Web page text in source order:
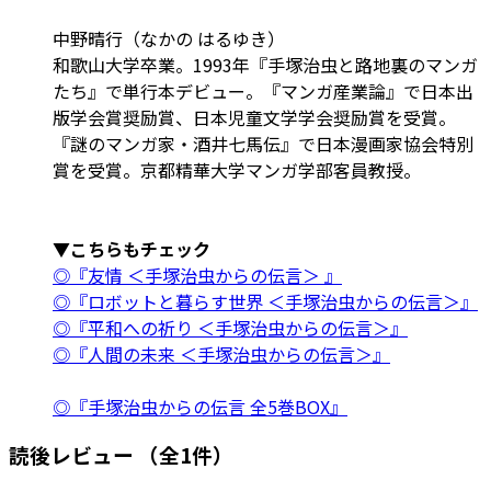
中野晴行（なかの はるゆき）
和歌山大学卒業。1993年『手塚治虫と路地裏のマンガ
たち』で単行本デビュー。『マンガ産業論』で日本出
版学会賞奨励賞、日本児童文学学会奨励賞を受賞。
『謎のマンガ家・酒井七馬伝』で日本漫画家協会特別
賞を受賞。京都精華大学マンガ学部客員教授。
▼こちらもチェック
◎『友情 ＜手塚治虫からの伝言＞ 』
◎『ロボットと暮らす世界 ＜手塚治虫からの伝言＞』
◎『平和への祈り ＜手塚治虫からの伝言＞』
◎『人間の未来 ＜手塚治虫からの伝言＞』
◎『手塚治虫からの伝言 全5巻BOX』
読後レビュー （全1件）